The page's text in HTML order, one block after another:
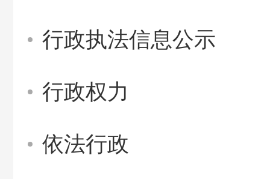
行政执法信息公示
行政权力
依法行政